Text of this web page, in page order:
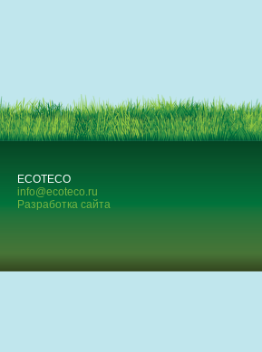
ECOTECO
info@ecoteco.ru
Разработка сайта